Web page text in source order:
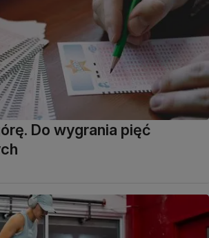
Do wygrania pięć